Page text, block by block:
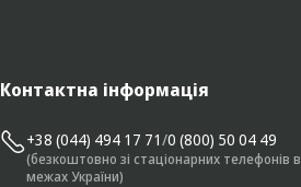
Контактна інформація
+38 (044) 494 17 71/0 (800) 50 04 49
(безкоштовно зі стаціонарних телефонів в
межах України)